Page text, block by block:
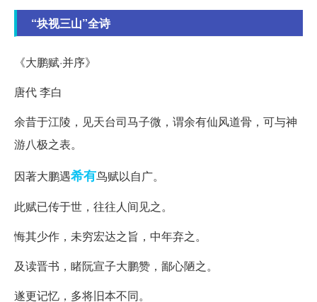
“块视三山”全诗
《大鹏赋·并序》
唐代 李白
余昔于江陵，见天台司马子微，谓余有仙风道骨，可与神
游八极之表。
因著大鹏遇希有鸟赋以自广。
此赋已传于世，往往人间见之。
悔其少作，未穷宏达之旨，中年弃之。
及读晋书，睹阮宣子大鹏赞，鄙心陋之。
遂更记忆，多将旧本不同。